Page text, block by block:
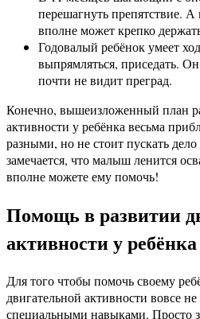
перешагнуть препятствие.
вполне может крепко
Годовалый ребёнок умеет
выпрямляться, приседать.
почти не видит преград.
Конечно, вышеизложенный план
активности у ребёнка весьма
разными, но не стоит пускать
замечается, что малыш ленится
вполне можете ему помочь!
Помощь в развитии
активности у ребёнка
Для того чтобы помочь своему
двигательной активности вовсе
специальными навыками. Просто